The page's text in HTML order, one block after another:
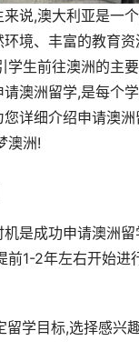
说,澳大利亚是一
境、丰富的教育
学生前往澳洲的主
澳洲留学,是每个
详细介绍申请澳
澳洲!
是成功申请澳洲
前1-2年左右开始进
留学目标,选择感兴